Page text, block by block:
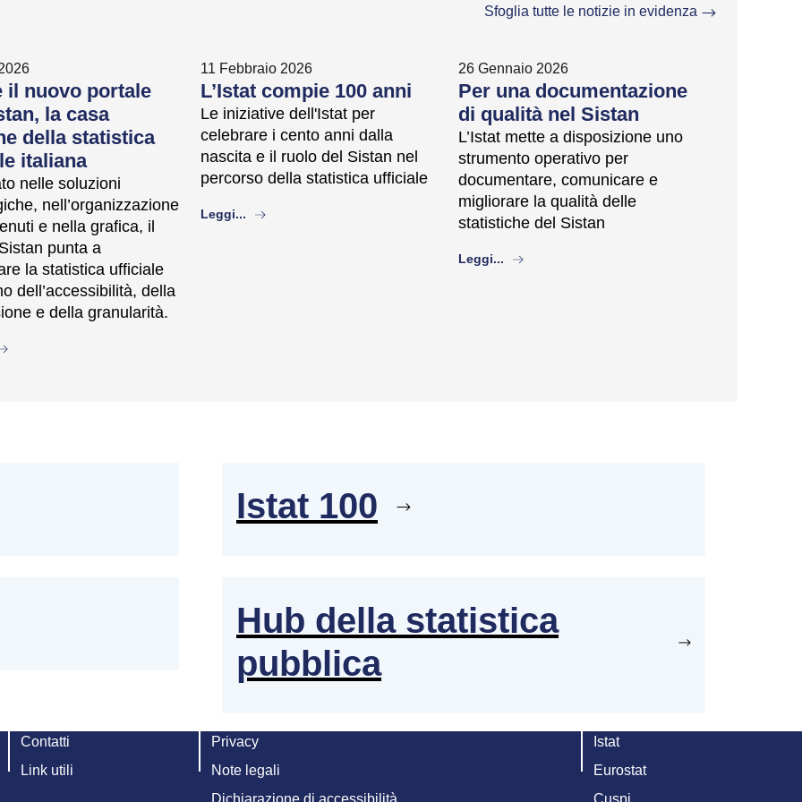
Sfoglia tutte le notizie in evidenza
il nuovo portale
la casa
della statistica
italiana
nelle soluzioni
nell’organizzazione
e nella grafica, il
punta a
la statistica ufficiale
dell’accessibilità, della
e della granularità.
11 Febbraio 2026
L’Istat compie 100 anni
Le iniziative dell'Istat per
celebrare i cento anni dalla
nascita e il ruolo del Sistan nel
percorso della statistica ufficiale
Leggi... about
26 Gennaio 2026
Per una documentazione
di qualità nel Sistan
L’Istat mette a disposizione uno
strumento operativo per
documentare, comunicare e
migliorare la qualità delle
statistiche del Sistan
Leggi... about
Istat 100
Hub della statistica
pubblica
Contatti
Link utili
Privacy
Note legali
Dichiarazione di accessibilità
Istat
Eurostat
Cuspi